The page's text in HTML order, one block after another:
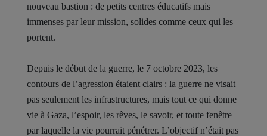
nouveau bastion : de petits centres éducatifs mais
immenses par leur mission, solides comme ceux qui les
portent.
Depuis le début de la guerre, le 7 octobre 2023, les
contours de l’agression étaient clairs : la guerre ne visait
pas seulement les infrastructures, mais tout ce qui donne
vie à Gaza, l’espoir, les rêves, le savoir, et toute fenêtre
par laquelle la vie pourrait pénétrer. L’objectif n’était pas